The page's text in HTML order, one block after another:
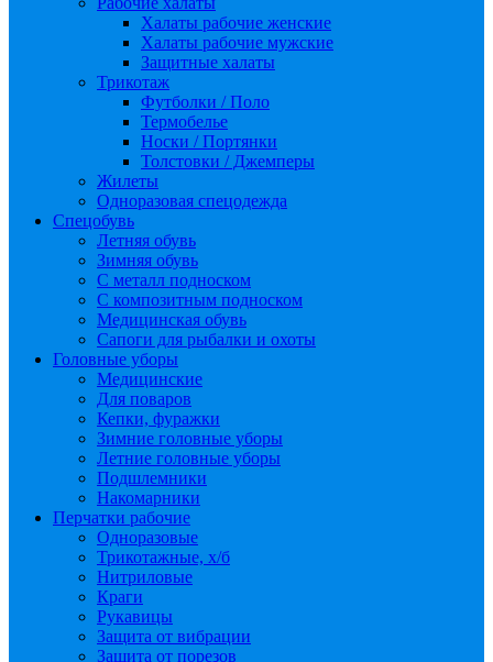
Халаты рабочие женские
Халаты рабочие мужские
Защитные халаты
Трикотаж
Футболки / Поло
Термобелье
Носки / Портянки
Толстовки / Джемперы
Жилеты
Одноразовая спецодежда
Спецобувь
Летняя обувь
Зимняя обувь
С металл подноском
С композитным подноском
Медицинская обувь
Сапоги для рыбалки и охоты
Головные уборы
Медицинские
Для поваров
Кепки, фуражки
Зимние головные уборы
Летние головные уборы
Подшлемники
Накомарники
Перчатки рабочие
Одноразовые
Трикотажные, х/б
Нитриловые
Краги
Рукавицы
Защита от вибрации
Защита от порезов